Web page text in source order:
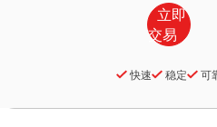
快速 稳定 可